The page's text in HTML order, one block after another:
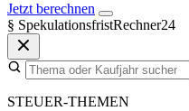
Jetzt berechnen
§ SpekulationsfristRechner24
STEUER-THEMEN